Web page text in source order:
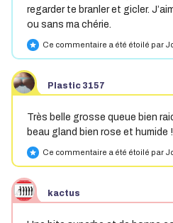
regarder te branler et gicler.
ou sans ma chérie.
star Ce commentaire a été étoilé par
Plastic 3157
Très belle grosse queue bien
beau gland bien rose et humide
star Ce commentaire a été étoilé par
kactus